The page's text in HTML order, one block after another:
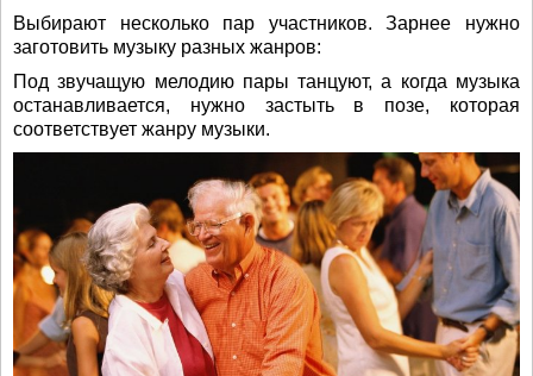
Выбирают несколько пар участников. Зарнее нужно
заготовить музыку разных жанров:
Под звучащую мелодию пары танцуют, а когда музыка
останавливается, нужно застыть в позе, которая
соответствует жанру музыки.